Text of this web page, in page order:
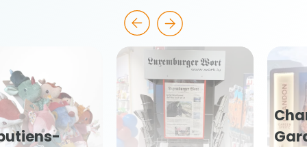
Chandon
Garden Spritz